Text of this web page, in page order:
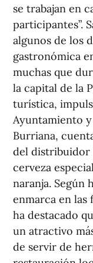
se trabajan en
participantes”.
algunos de los
gastronómica
muchas que
la capital de la
turística,
Ayuntamiento
Burriana,
del distribuidor
cerveza
naranja. Según
enmarca en las
ha destacado
un atractivo
de servir de